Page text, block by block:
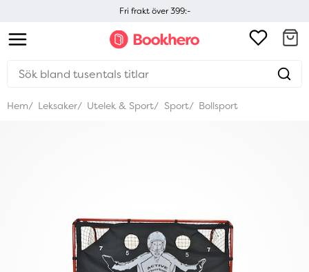
Fri frakt över 399:-
Hem Leksaker Utelek & Sport Sport Bollsport